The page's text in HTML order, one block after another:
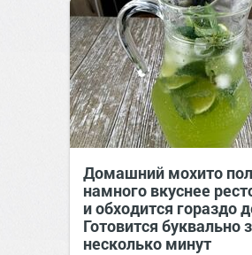
Домашний мохито
намного вкуснее
и обходится гораздо
Готовится буквально
несколько минут